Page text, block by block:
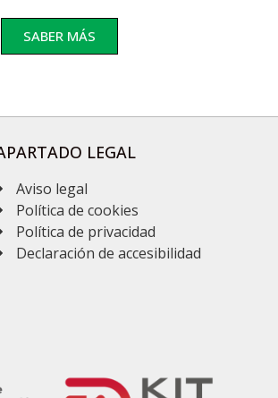
SABER MÁS
LEGAL
Aviso legal
Política de cookies
Política de privacidad
Declaración de accesibilidad